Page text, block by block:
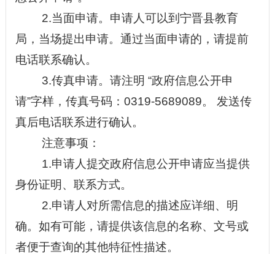
2.当面申请。申请人可以到宁晋县教育
局，当场提出申请。通过当面申请的，请提前
电话联系确认。
3.传真申请。请注明 “政府信息公开申
请”字样，传真号码：0319-5689089。
发送传
真后电话联系进行确认。
注意事项：
1.申请人提交政府信息公开申请应当提供
身份证明、联系方式。
2.申请人对所需信息的描述应详细、明
确。如有可能，请提供该信息的名称、文号或
者便于查询的其他特征性描述。